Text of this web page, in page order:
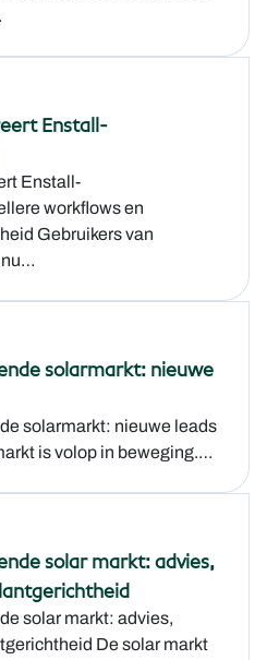
Enstall-
Enstall-
workflows en
Gebruikers van
nu…
solarmarkt: nieuwe
solarmarkt: nieuwe leads
is volop in beweging.…
solar markt: advies,
solar markt: advies,
De solar markt